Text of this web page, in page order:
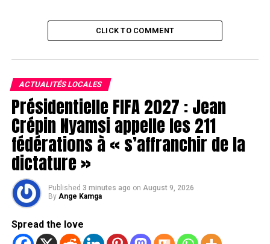
CLICK TO COMMENT
ACTUALITÉS LOCALES
Présidentielle FIFA 2027 : Jean
Crépin Nyamsi appelle les 211
fédérations à « s’affranchir de la
dictature »
Published 3 minutes ago on August 9, 2026
By Ange Kamga
Spread the love